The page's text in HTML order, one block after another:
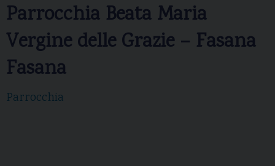
Parrocchia Beata Maria
Vergine delle Grazie – Fasana
Fasana
Parrocchia